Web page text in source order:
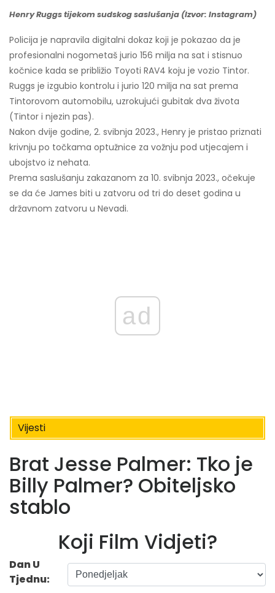
Henry Ruggs tijekom sudskog saslušanja (Izvor: Instagram)
Policija je napravila digitalni dokaz koji je pokazao da je
profesionalni nogometaš jurio 156 milja na sat i stisnuo
kočnice kada se približio Toyoti RAV4 koju je vozio Tintor.
Ruggs je izgubio kontrolu i jurio 120 milja na sat prema
Tintorovom automobilu, uzrokujući gubitak dva života
(Tintor i njezin pas).
Nakon dvije godine, 2. svibnja 2023., Henry je pristao priznati
krivnju po točkama optužnice za vožnju pod utjecajem i
ubojstvo iz nehata.
Prema saslušanju zakazanom za 10. svibnja 2023., očekuje
se da će James biti u zatvoru od tri do deset godina u
državnom zatvoru u Nevadi.
ad
Vijesti
Brat Jesse Palmer: Tko je
Billy Palmer? Obiteljsko
stablo
Koji Film Vidjeti?
Dan U
Tjednu: